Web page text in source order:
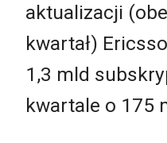
aktualizacji
kwartał)
1,3 mld
kwartale o 175